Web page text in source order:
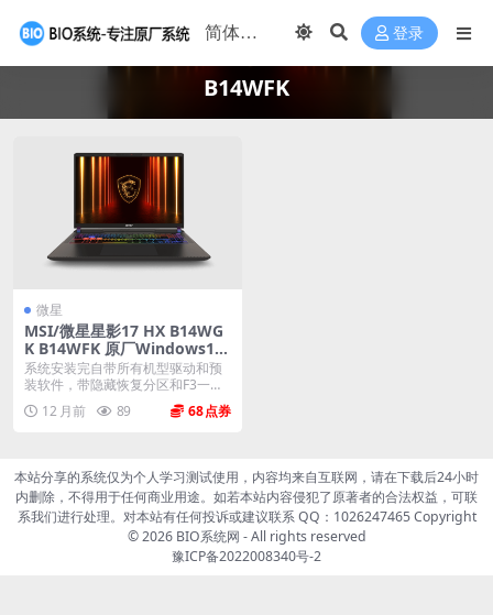
登录
B14WFK
微星
MSI/微星星影17 HX B14WG
K B14WFK 原厂Windows11
24H2系统 工厂文件 带F3一键
还原
系统安装完自带所有机型驱动和预
装软件，带隐藏恢复分区和F3一键
还原，系统恢复到新...
12 月前 89 68
本站分享的系统仅为个人学习测试使用，内容均来自互联网，请在下载后24小时
内删除，不得用于任何商业用途。如若本站内容侵犯了原著者的合法权益，可联
系我们进行处理。对本站有任何投诉或建议联系 QQ：1026247465 Copyright
© 2026 BIO系统网 - All rights reserved
豫ICP备2022008340号-2